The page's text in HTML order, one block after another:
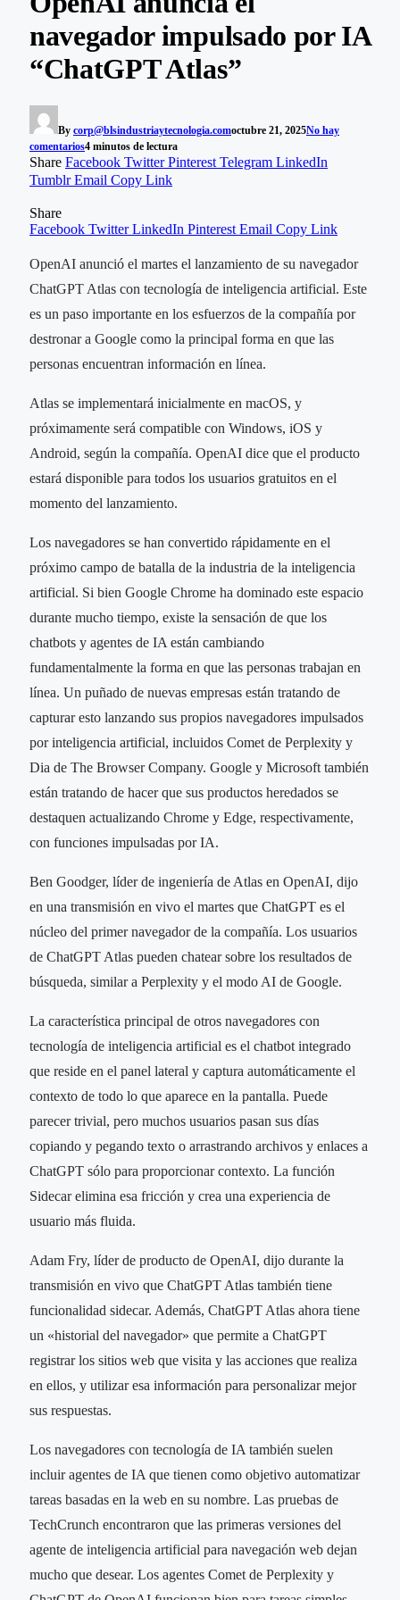
navegador impulsado por IA
“ChatGPT Atlas”
By corp@blsindustriaytecnologia.comoctubre 21, 2025No hay
comentarios4 minutos de lectura
Share Facebook Twitter Pinterest Telegram LinkedIn
Tumblr Email Copy Link
Share
Facebook Twitter LinkedIn Pinterest Email Copy Link
OpenAI anunció el martes el lanzamiento de su navegador
ChatGPT Atlas con tecnología de inteligencia artificial. Este
es un paso importante en los esfuerzos de la compañía por
destronar a Google como la principal forma en que las
personas encuentran información en línea.
Atlas se implementará inicialmente en macOS, y
próximamente será compatible con Windows, iOS y
Android, según la compañía. OpenAI dice que el producto
estará disponible para todos los usuarios gratuitos en el
momento del lanzamiento.
Los navegadores se han convertido rápidamente en el
próximo campo de batalla de la industria de la inteligencia
artificial. Si bien Google Chrome ha dominado este espacio
durante mucho tiempo, existe la sensación de que los
chatbots y agentes de IA están cambiando
fundamentalmente la forma en que las personas trabajan en
línea. Un puñado de nuevas empresas están tratando de
capturar esto lanzando sus propios navegadores impulsados ​​
por inteligencia artificial, incluidos Comet de Perplexity y
Dia de The Browser Company. Google y Microsoft también
están tratando de hacer que sus productos heredados se
destaquen actualizando Chrome y Edge, respectivamente,
con funciones impulsadas por IA.
Ben Goodger, líder de ingeniería de Atlas en OpenAI, dijo
en una transmisión en vivo el martes que ChatGPT es el
núcleo del primer navegador de la compañía. Los usuarios
de ChatGPT Atlas pueden chatear sobre los resultados de
búsqueda, similar a Perplexity y el modo AI de Google.
La característica principal de otros navegadores con
tecnología de inteligencia artificial es el chatbot integrado
que reside en el panel lateral y captura automáticamente el
contexto de todo lo que aparece en la pantalla. Puede
parecer trivial, pero muchos usuarios pasan sus días
copiando y pegando texto o arrastrando archivos y enlaces a
ChatGPT sólo para proporcionar contexto. La función
Sidecar elimina esa fricción y crea una experiencia de
usuario más fluida.
Adam Fry, líder de producto de OpenAI, dijo durante la
transmisión en vivo que ChatGPT Atlas también tiene
funcionalidad sidecar. Además, ChatGPT Atlas ahora tiene
un «historial del navegador» que permite a ChatGPT
registrar los sitios web que visita y las acciones que realiza
en ellos, y utilizar esa información para personalizar mejor
sus respuestas.
Los navegadores con tecnología de IA también suelen
incluir agentes de IA que tienen como objetivo automatizar
tareas basadas en la web en su nombre. Las pruebas de
TechCrunch encontraron que las primeras versiones del
agente de inteligencia artificial para navegación web dejan
mucho que desear. Los agentes Comet de Perplexity y